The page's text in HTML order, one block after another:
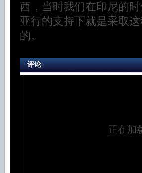
西，当时我们在印尼的
亚行的支持下就是采取
的。
评论
正在加